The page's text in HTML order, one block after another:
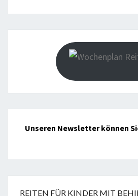
Unseren Newsletter können
REITEN FÜR KINDER MIT